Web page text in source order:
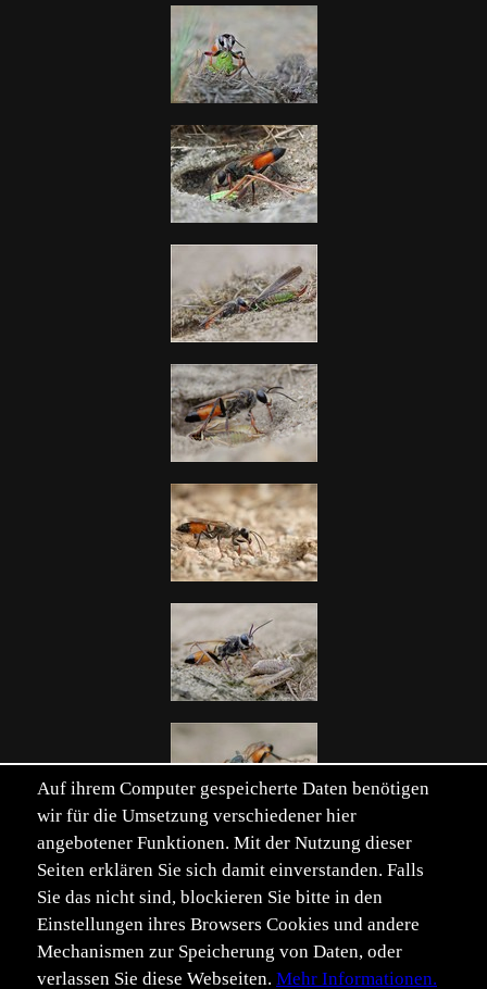
Verwandte Schlüsselwörter einblenden
Auf ihrem Computer gespeicherte Daten benötigen
wir für die Umsetzung verschiedener hier
angebotener Funktionen. Mit der Nutzung dieser
Seiten erklären Sie sich damit einverstanden. Falls
Sie das nicht sind, blockieren Sie bitte in den
Einstellungen ihres Browsers Cookies und andere
Mechanismen zur Speicherung von Daten, oder
verlassen Sie diese Webseiten. Mehr Informationen.